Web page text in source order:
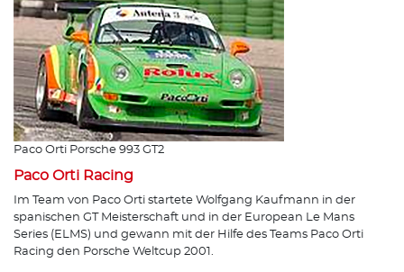
Paco Orti Porsche 993 GT2
Paco Orti Racing
Im Team von Paco Orti startete Wolfgang Kaufmann in der
spanischen GT Meisterschaft und in der European Le Mans
Series (ELMS) und gewann mit der Hilfe des Teams Paco Orti
Racing den Porsche Weltcup 2001.